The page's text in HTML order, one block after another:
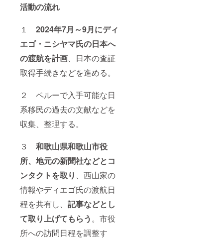
活動の流れ
１ 2024年7月～9月にディ
エゴ・ニシヤマ氏の日本へ
の渡航を計画、日本の査証
取得手続きなどを進める。
２ ペルーで入手可能な日
系移民の過去の文献などを
収集、整理する。
３ 和歌山県和歌山市役
所、地元の新聞社などとコ
ンタクトを取り 、西山家の
情報やディエゴ氏の渡航日
程を共有し、 記事などとし
て取り上げてもらう。市役
所への訪問日程を調整す